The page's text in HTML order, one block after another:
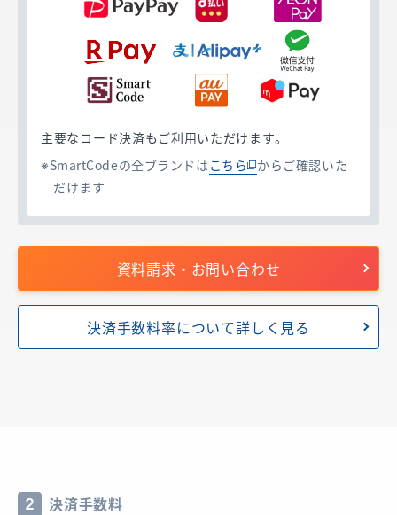
主要なコード決済もご利用いただけます。
SmartCodeの全ブランドは こちら からご確認いた
だけます
資料請求・お問い合わせ
決済手数料率について詳しく見る
2 決済手数料